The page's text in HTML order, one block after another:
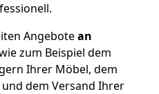
Angebotean
zum Beispiel dem
Ihrer Möbel, dem
dem Versand Ihrer